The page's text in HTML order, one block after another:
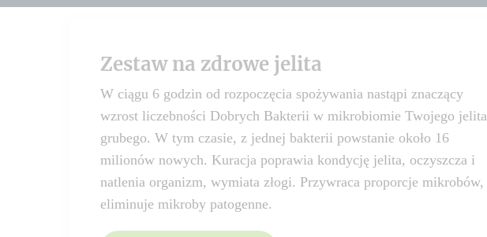
Zestaw na zdrowe jelita
W ciągu 6 godzin od rozpoczęcia spożywania nastąpi znaczący
wzrost liczebności Dobrych Bakterii w mikrobiomie Twojego jelita
grubego. W tym czasie, z jednej bakterii powstanie około 16
milionów nowych. Kuracja poprawia kondycję jelita, oczyszcza i
natlenia organizm, wymiata złogi. Przywraca proporcje mikrobów,
eliminuje mikroby patogenne.